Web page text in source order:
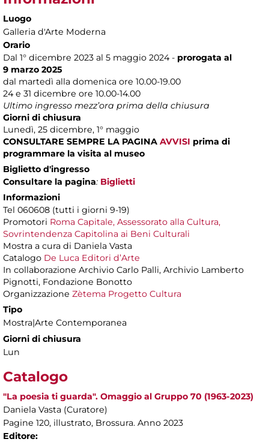
Luogo
Galleria d'Arte Moderna
Orario
Dal 1° dicembre 2023 al 5 maggio 2024 - prorogata al
9 marzo 2025
dal martedì alla domenica ore 10.00-19.00
24 e 31 dicembre ore 10.00-14.00
Ultimo ingresso mezz’ora prima della chiusura
Giorni di chiusura
Lunedì, 25 dicembre, 1° maggio
CONSULTARE SEMPRE LA PAGINA AVVISI prima di
programmare la visita al museo
Biglietto d'ingresso
Consultare la pagina: Biglietti
Informazioni
Tel 060608 (tutti i giorni 9-19)
Promotori Roma Capitale, Assessorato alla Cultura,
Sovrintendenza Capitolina ai Beni Culturali
Mostra a cura di Daniela Vasta
Catalogo De Luca Editori d’Arte
In collaborazione Archivio Carlo Palli, Archivio Lamberto
Pignotti, Fondazione Bonotto
Organizzazione Zètema Progetto Cultura
Tipo
Mostra|Arte Contemporanea
Giorni di chiusura
Lun
Catalogo
"La poesia ti guarda". Omaggio al Gruppo 70 (1963-2023)
Daniela Vasta (Curatore)
Pagine 120, illustrato, Brossura. Anno 2023
Editore: